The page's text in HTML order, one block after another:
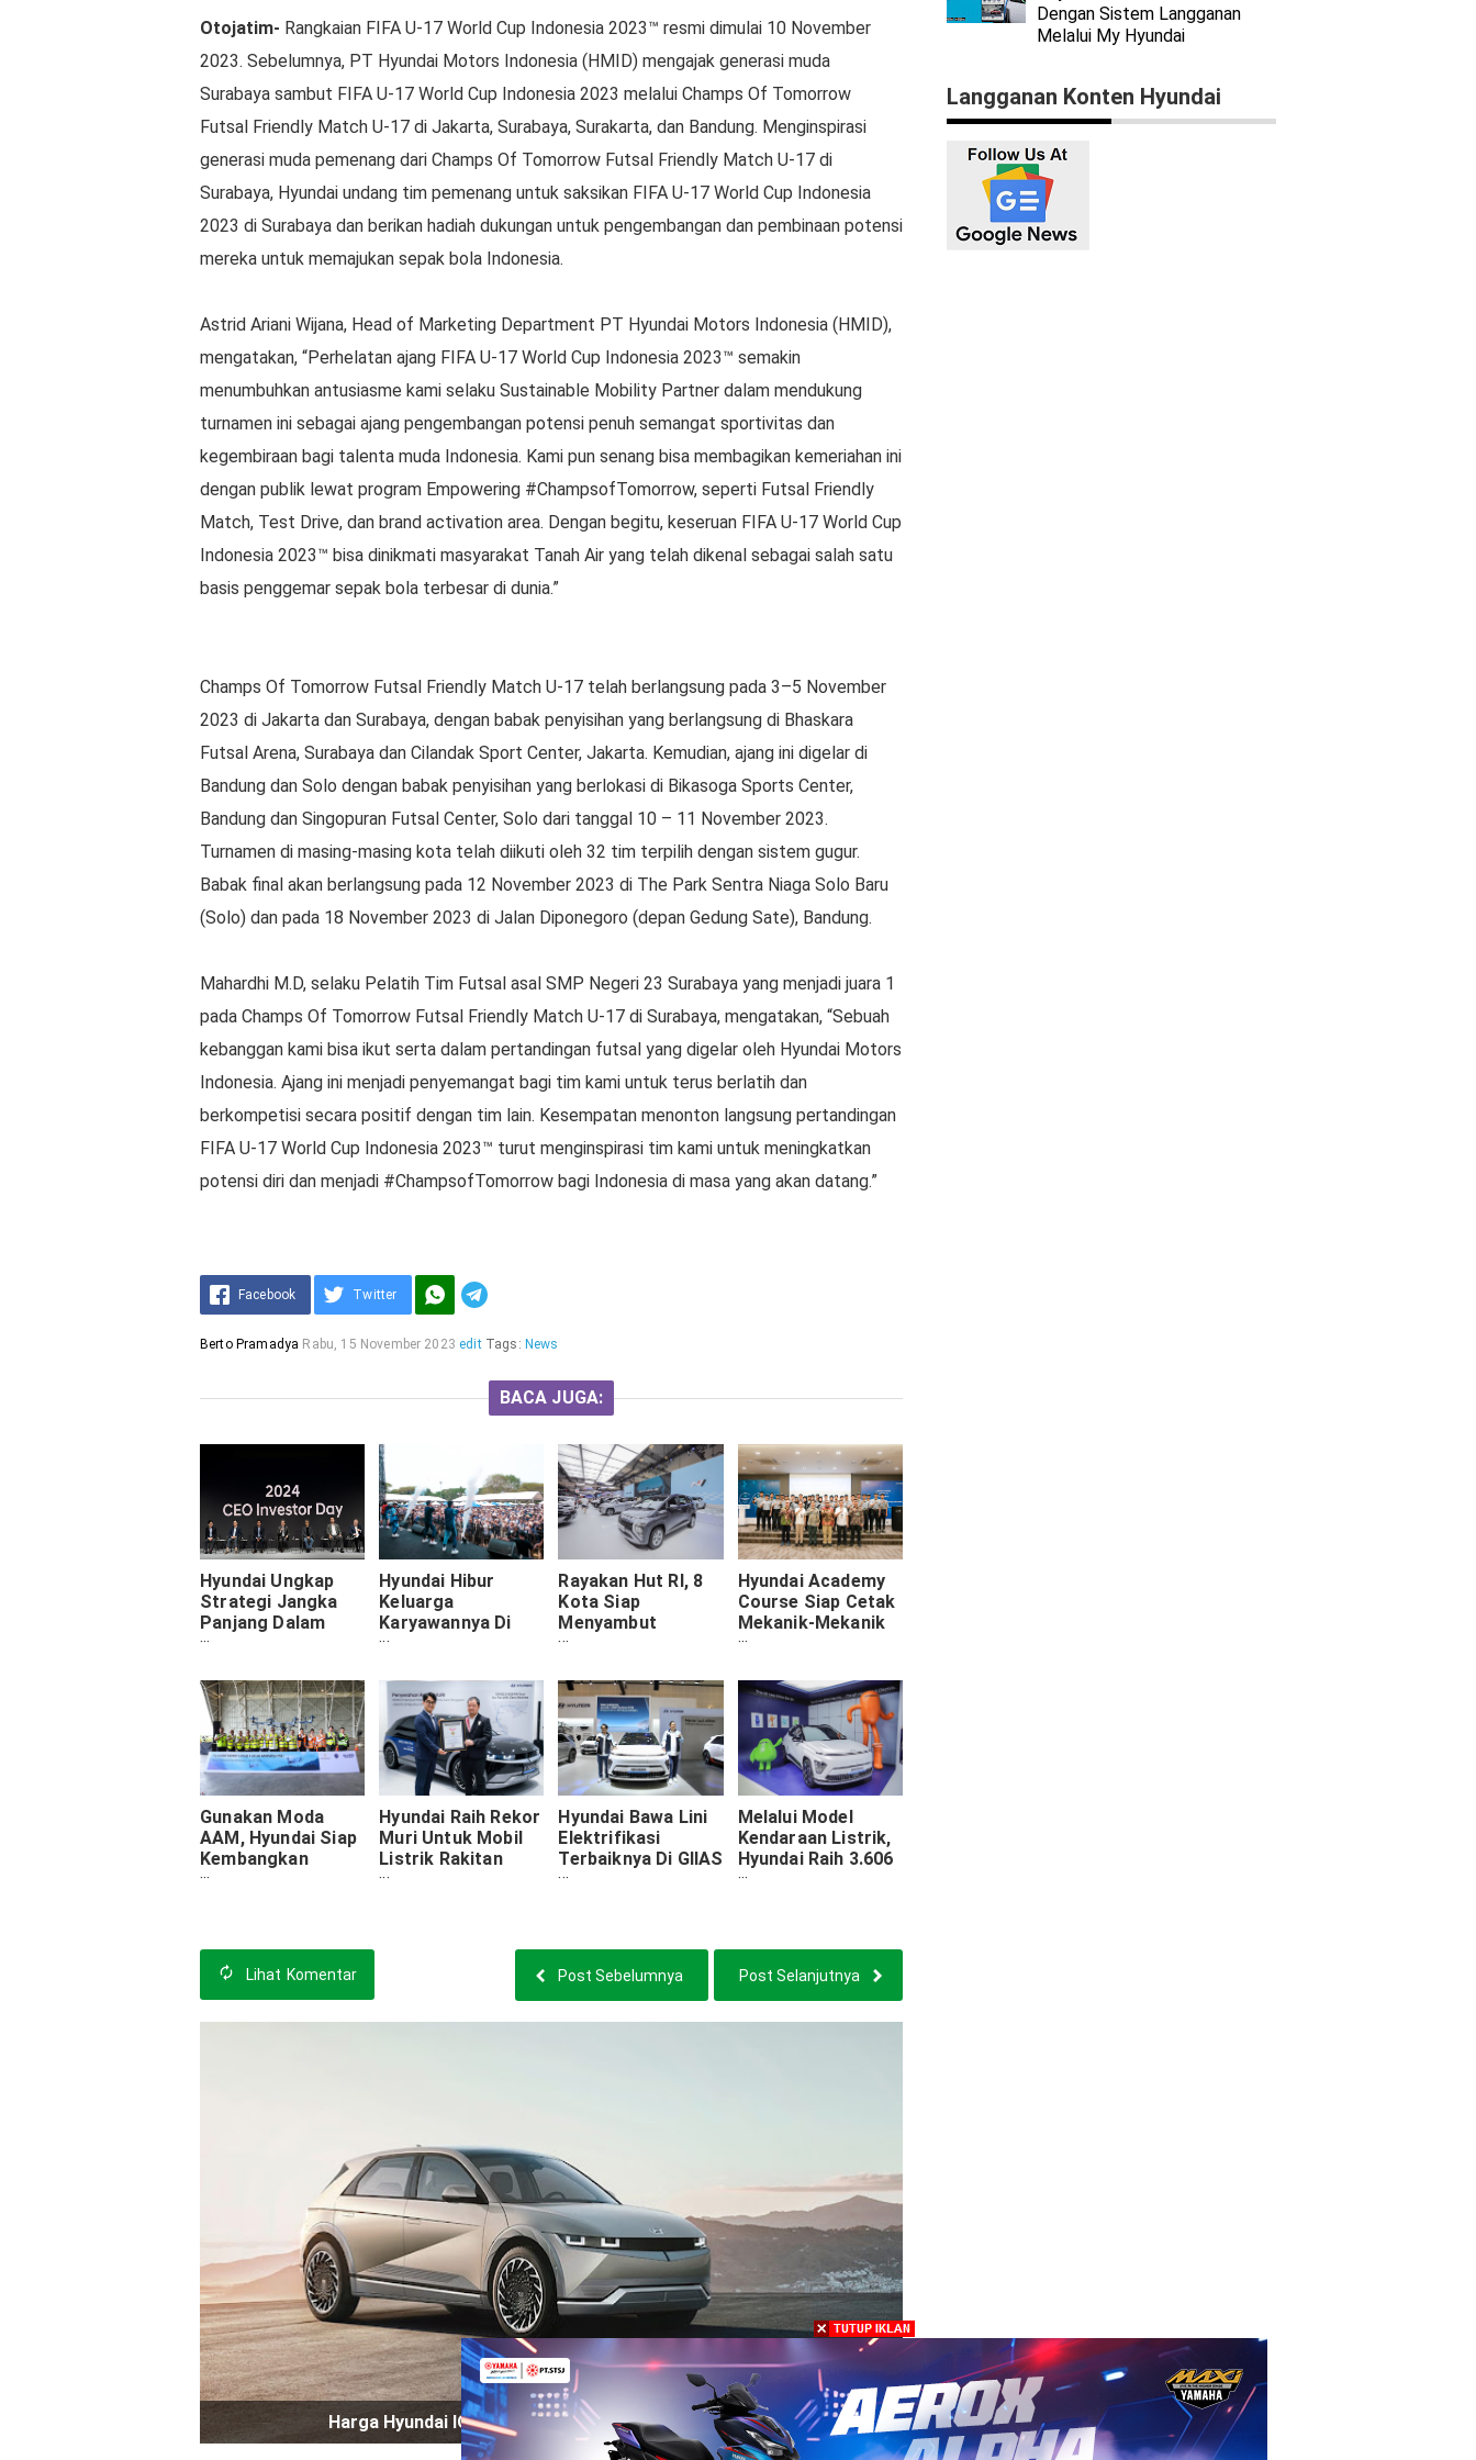
Otojatim- Rangkaian FIFA U-17 World Cup Indonesia 2023™ resmi dimulai 10 November
2023. Sebelumnya, PT Hyundai Motors Indonesia (HMID) mengajak generasi muda
Surabaya sambut FIFA U-17 World Cup Indonesia 2023 melalui Champs Of Tomorrow
Futsal Friendly Match U-17 di Jakarta, Surabaya, Surakarta, dan Bandung. Menginspirasi
generasi muda pemenang dari Champs Of Tomorrow Futsal Friendly Match U-17 di
Surabaya, Hyundai undang tim pemenang untuk saksikan FIFA U-17 World Cup Indonesia
2023 di Surabaya dan berikan hadiah dukungan untuk pengembangan dan pembinaan potensi
mereka untuk memajukan sepak bola Indonesia.
Astrid Ariani Wijana, Head of Marketing Department PT Hyundai Motors Indonesia (HMID),
mengatakan, “Perhelatan ajang FIFA U-17 World Cup Indonesia 2023™️ semakin
menumbuhkan antusiasme kami selaku Sustainable Mobility Partner dalam mendukung
turnamen ini sebagai ajang pengembangan potensi penuh semangat sportivitas dan
kegembiraan bagi talenta muda Indonesia. Kami pun senang bisa membagikan kemeriahan ini
dengan publik lewat program Empowering #ChampsofTomorrow, seperti Futsal Friendly
Match, Test Drive, dan brand activation area. Dengan begitu, keseruan FIFA U-17 World Cup
Indonesia 2023™️ bisa dinikmati masyarakat Tanah Air yang telah dikenal sebagai salah satu
basis penggemar sepak bola terbesar di dunia.”
Champs Of Tomorrow Futsal Friendly Match U-17 telah berlangsung pada 3–5 November
2023 di Jakarta dan Surabaya, dengan babak penyisihan yang berlangsung di Bhaskara
Futsal Arena, Surabaya dan Cilandak Sport Center, Jakarta. Kemudian, ajang ini digelar di
Bandung dan Solo dengan babak penyisihan yang berlokasi di Bikasoga Sports Center,
Bandung dan Singopuran Futsal Center, Solo dari tanggal 10 – 11 November 2023.
Turnamen di masing-masing kota telah diikuti oleh 32 tim terpilih dengan sistem gugur.
Babak final akan berlangsung pada 12 November 2023 di The Park Sentra Niaga Solo Baru
(Solo) dan pada 18 November 2023 di Jalan Diponegoro (depan Gedung Sate), Bandung.
Mahardhi M.D, selaku Pelatih Tim Futsal asal SMP Negeri 23 Surabaya yang menjadi juara 1
pada Champs Of Tomorrow Futsal Friendly Match U-17 di Surabaya, mengatakan, “Sebuah
kebanggan kami bisa ikut serta dalam pertandingan futsal yang digelar oleh Hyundai Motors
Indonesia. Ajang ini menjadi penyemangat bagi tim kami untuk terus berlatih dan
berkompetisi secara positif dengan tim lain. Kesempatan menonton langsung pertandingan
FIFA U-17 World Cup Indonesia 2023™️ turut menginspirasi tim kami untuk meningkatkan
potensi diri dan menjadi #ChampsofTomorrow bagi Indonesia di masa yang akan datang.”
Facebook Twitter
Berto Pramadya Rabu, 15 November 2023 edit Tags: News
BACA JUGA:
Hyundai Ungkap
Strategi Jangka
Panjang Dalam
CEO Investor Day
Hyundai Hibur
Keluarga
Karyawannya Di
Akhir Bulan Melalui
"Kebersamaan
Keluarga Hyundai."
Rayakan Hut RI, 8
Kota Siap
Menyambut
Festival Merdeka
Hyundai
Hyundai Academy
Course Siap Cetak
Mekanik-Mekanik
Andal Guna
Listrik
Gunakan Moda
AAM, Hyundai Siap
Kembangkan
Transportasi
Hyundai Raih Rekor
Muri Untuk Mobil
Listrik Rakitan
Yang Menempuh
Hyundai Bawa Lini
Elektrifikasi
Terbaiknya Di GIIAS
Surabaya
Melalui Model
Kendaraan Listrik,
Hyundai Raih 3.606
SPK Selama GIIAS
Lihat Komentar Post Selanjutnya
Post Sebelumnya
Harga Hyundai IONIQ 5 Mulai Rp718 Jutaan. Ada 4 Tipe
Dengan Sistem Langganan
Melalui My Hyundai
Langganan Konten Hyundai